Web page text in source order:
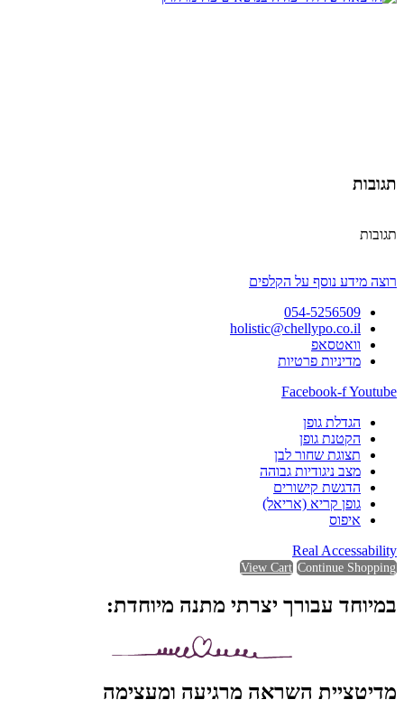
תגובות
תגובות
רוצה מידע נוסף על הקלפים
054-5256509
holistic@chellypo.co.il
וואטסאפ
מדיניות פרטיות
Facebook-fYoutube
הגדלת גופן
הקטנת גופן
תצוגת שחור לבן
מצב ניגודיות גבוהה
הדגשת קישורים
גופן קריא (אריאל)
איפוס
Real Accessability
View Cart Continue Shopping
במיוחד עבורך יצרתי מתנה מיוחדת:
מדיטציית השראה מרגיעה ומעצימה